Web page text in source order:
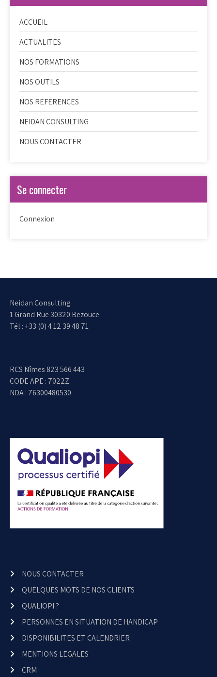
ACCUEIL
ACTUALITES
NOS FORMATIONS
NOS OUTILS
NOS REFERENCES
NEIDAN CONSULTING
NOUS CONTACTER
Se connecter
Connexion
Neidan Consulting
1 Grand Rue 30320 Bezouce
Tél : +33 (0) 4 12 39 48 71
RCS Nîmes 823 566 443
CODE APE : 7022Z
NDA : 76300480530
NOUS CONTACTER
QUELQUES MOTS DE NOS CLIENTS
QUALIOPI ?
PERSONNES EN SITUATION DE HANDICAP
DISPONIBILITES ET CALENDRIER
MENTIONS LEGALES
CRM